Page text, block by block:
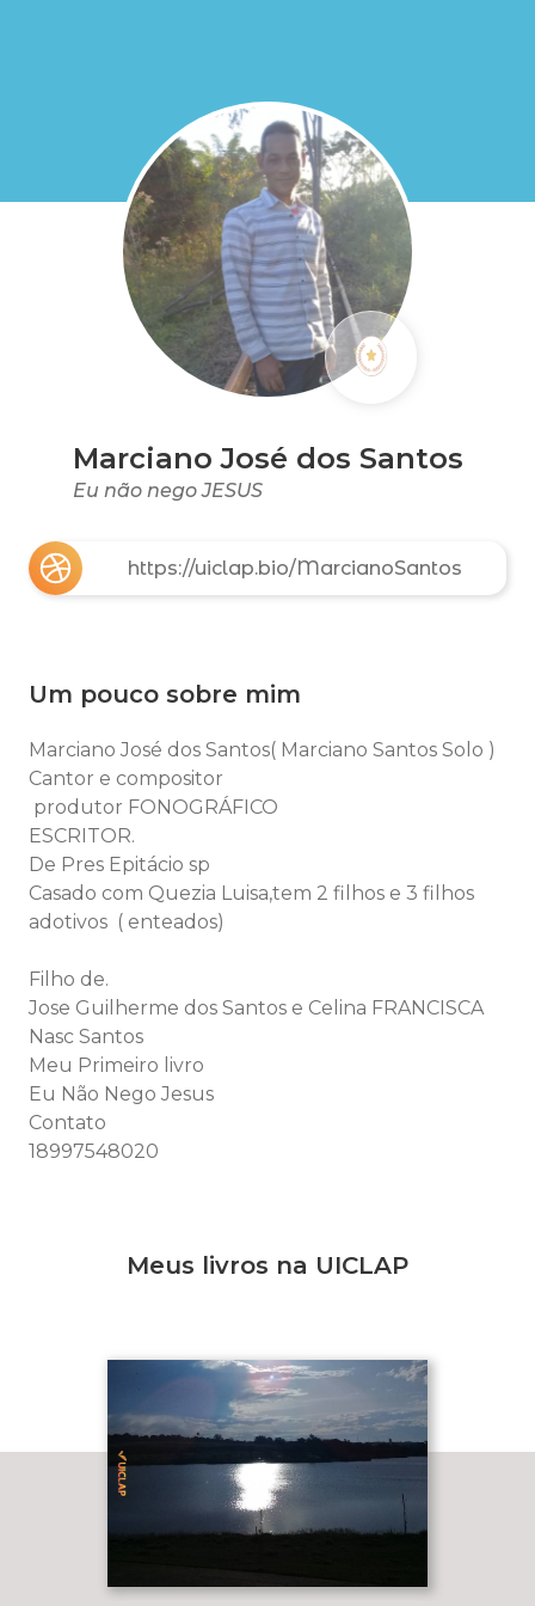
Marciano José dos Santos
Eu não nego JESUS
https://uiclap.bio/MarcianoSantos
Um pouco sobre mim
Marciano José dos Santos( Marciano Santos Solo )
Cantor e compositor
produtor FONOGRÁFICO
ESCRITOR.
De Pres Epitácio sp
Casado com Quezia Luisa,tem 2 filhos e 3 filhos
adotivos ( enteados)
Filho de.
Jose Guilherme dos Santos e Celina FRANCISCA
Nasc Santos
Meu Primeiro livro
Eu Não Nego Jesus
Contato
18997548020
Meus livros na UICLAP